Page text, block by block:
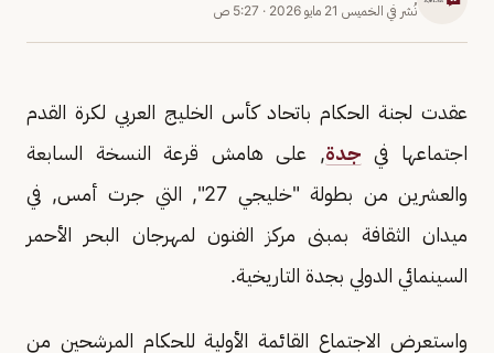
نُشر في الخميس 21 مايو 2026 · 5:27 ص
عقدت لجنة الحكام باتحاد كأس الخليج العربي لكرة القدم
اجتماعها في جدة, على هامش قرعة النسخة السابعة
والعشرين من بطولة "خليجي 27", التي جرت أمس, في
ميدان الثقافة بمبنى مركز الفنون لمهرجان البحر الأحمر
السينمائي الدولي بجدة التاريخية.
واستعرض الاجتماع القائمة الأولية للحكام المرشحين من